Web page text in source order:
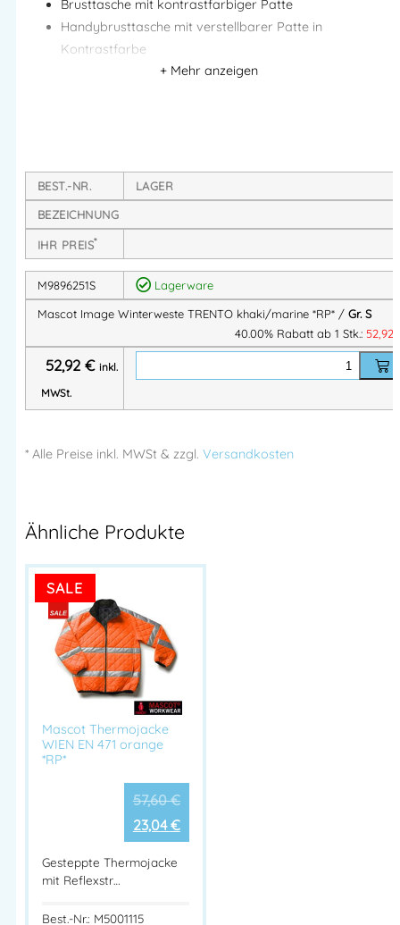
Brusttasche mit kontrastfarbiger Patte
Handybrusttasche mit verstellbarer Patte in
Kontrastfarbe
Innentasche mit Reißverschluss
Artikelnummer:M9896251 Kategorien:MASCOT®
Berufsbekleidung
Industrie Berufsbekleidung
Herstellerinformationen
MASCOT International A/S
Herstelleranschrift:
Adresse:
Silkeborgvej 14
Mehr Information E-Mail: info@bannenberg.at
BEST.-NR.
LAGER
BEZEICHNUNG
IHR PREIS*
M9896251S
Lagerware
Mascot Image Winterweste TRENTO khaki/marine *RP* / Gr. S
40.00% Rabatt ab 1 Stk.: 52,92
52,92 € inkl.
MWSt.
* Alle Preise inkl. MWSt & zzgl. Versandkosten
Ähnliche Produkte
SALE
Mascot Thermojacke
WIEN EN 471 orange
*RP*
57,60€
23,04€
Gesteppte Thermojacke
mit Reflexstr…
Best.-Nr.: M5001115